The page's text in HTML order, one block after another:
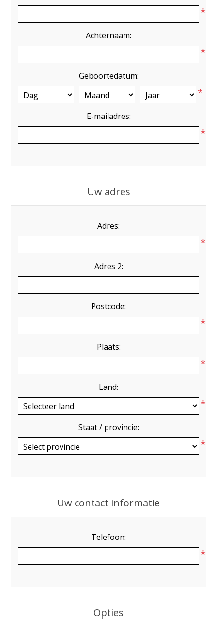
*
Achternaam:
*
Geboortedatum:
*
E-mailadres:
*
Uw adres
Adres:
*
Adres 2:
Postcode:
*
Plaats:
*
Land:
*
Staat / provincie:
*
Uw contact informatie
Telefoon:
*
Opties